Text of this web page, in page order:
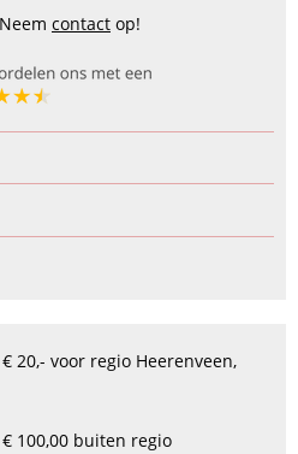
contact op!
20,- voor regio Heerenveen,
100,00 buiten regio